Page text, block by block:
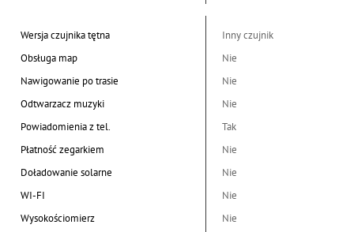
Wersja czujnika tętna
Inny czujnik
Obsługa map
Nie
Nawigowanie po trasie
Nie
Odtwarzacz muzyki
Nie
Powiadomienia z tel.
Tak
Płatność zegarkiem
Nie
Doładowanie solarne
Nie
WI-FI
Nie
Wysokościomierz
Nie